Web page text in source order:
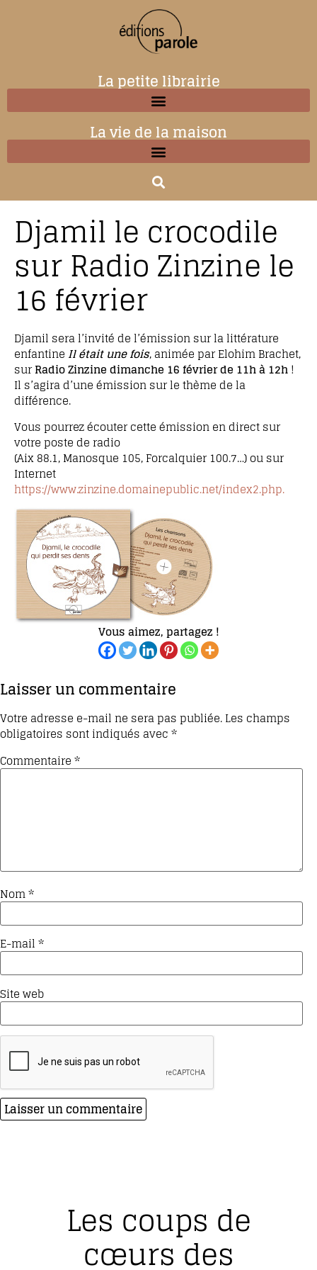
La petite librairie
La vie de la maison
Djamil le crocodile
sur Radio Zinzine le
16 février
Djamil sera l’invité de l’émission sur la littérature
enfantine Il était une fois, animée par Elohim Brachet,
surRadio Zinzine dimanche 16 février de 11h à 12h!
Il s’agira d’une émission sur le thème de la
différence.
Vous pourrez écouter cette émission en direct sur
votre poste de radio
(Aix 88.1, Manosque 105, Forcalquier 100.7…) ou sur
Internet
https://www.zinzine.domainepublic.net/index2.php.
Vous aimez, partagez !
Laisser un commentaire
Votre adresse e-mail ne sera pas publiée.Les champs
obligatoires sont indiqués avec*
Commentaire*
Nom*
E-mail*
Site web
Les coups de
cœurs des